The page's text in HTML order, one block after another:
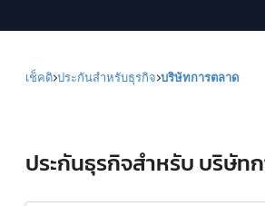
เช็คดิ ประกันสำหรับธุรกิจ บริษัทการตลาด
ประกันธุรกิจสำหรับ บริษัท